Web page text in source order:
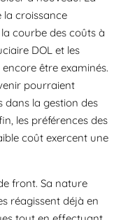
la croissance
courbe des coûts à
DOL et les
être examinés.
pourraient
dans la gestion des
les préférences des
coût exercent une
front. Sa nature
réagissent déjà en